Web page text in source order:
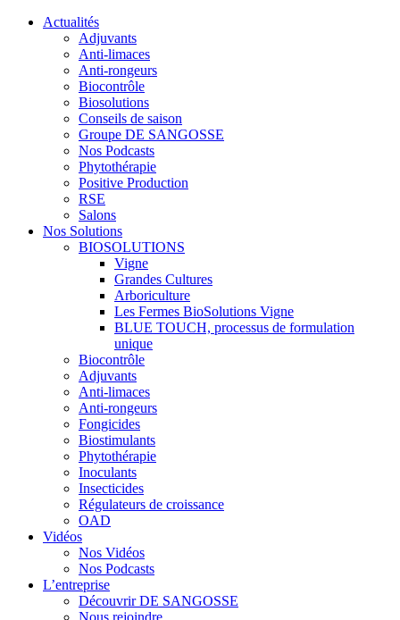
Actualités
Adjuvants
Anti-limaces
Anti-rongeurs
Biocontrôle
Biosolutions
Conseils de saison
Groupe DE SANGOSSE
Nos Podcasts
Phytothérapie
Positive Production
RSE
Salons
Nos Solutions
BIOSOLUTIONS
Vigne
Grandes Cultures
Arboriculture
Les Fermes BioSolutions Vigne
BLUE TOUCH, processus de formulation
unique
Biocontrôle
Adjuvants
Anti-limaces
Anti-rongeurs
Fongicides
Biostimulants
Phytothérapie
Inoculants
Insecticides
Régulateurs de croissance
OAD
Vidéos
Nos Vidéos
Nos Podcasts
L’entreprise
Découvrir DE SANGOSSE
Nous rejoindre